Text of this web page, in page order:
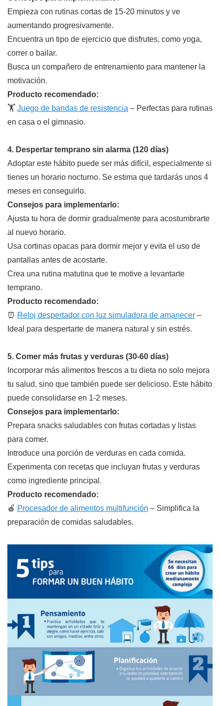
Empieza con rutinas cortas de 15-20 minutos y ve
aumentando progresivamente.
Encuentra un tipo de ejercicio que disfrutes, como yoga,
correr o bailar.
Busca un compañero de entrenamiento para mantener la
motivación.
Producto recomendado:
🏋️ Juego de bandas de resistencia – Perfectas para rutinas
en casa o el gimnasio.
4. Despertar temprano sin alarma (120 días)
Adoptar este hábito puede ser más difícil, especialmente si
tienes un horario nocturno. Se estima que tardarás unos 4
meses en conseguirlo.
Consejos para implementarlo:
Ajusta tu hora de dormir gradualmente para acostumbrarte
al nuevo horario.
Usa cortinas opacas para dormir mejor y evita el uso de
pantallas antes de acostarte.
Crea una rutina matutina que te motive a levantarte
temprano.
Producto recomendado:
⏰ Reloj despertador con luz simuladora de amanecer –
Ideal para despertarte de manera natural y sin estrés.
5. Comer más frutas y verduras (30-60 días)
Incorporar más alimentos frescos a tu dieta no solo mejora
tu salud, sino que también puede ser delicioso. Este hábito
puede consolidarse en 1-2 meses.
Consejos para implementarlo:
Prepara snacks saludables con frutas cortadas y listas
para comer.
Introduce una porción de verduras en cada comida.
Experimenta con recetas que incluyan frutas y verduras
como ingrediente principal.
Producto recomendado:
🍎 Procesador de alimentos multifunción – Simplifica la
preparación de comidas saludables.